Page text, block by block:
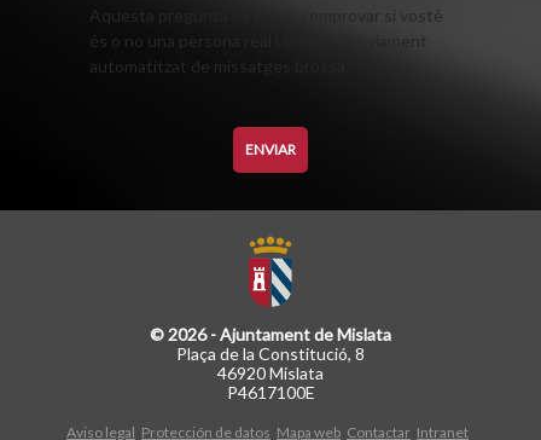
Aquesta pregunta es fa per comprovar si vostè
és o no una persona real i impedir l'enviament
automatitzat de missatges brossa.
© 2026 - Ajuntament de Mislata
Plaça de la Constitució, 8
46920 Mislata
P4617100E
Aviso legal Protección de datos Mapa web Contactar Intranet